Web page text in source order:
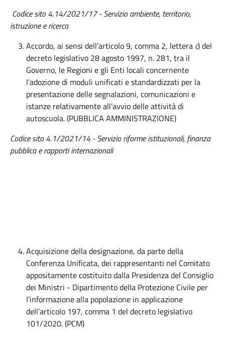
Codice sito 4.14/2021/17 - Servizio ambiente, territorio,
istruzione e ricerca
Accordo, ai sensi dell’articolo 9, comma 2, lettera c) del
decreto legislativo 28 agosto 1997, n. 281, tra il
Governo, le Regioni e gli Enti locali concernente
l’adozione di moduli unificati e standardizzati per la
presentazione delle segnalazioni, comunicazioni e
istanze relativamente all’avvio delle attività di
autoscuola. (PUBBLICA AMMINISTRAZIONE)
Codice sito 4.1/2021/14 - Servizio riforme istituzionali, finanza
pubblica e rapporti internazionali
Acquisizione della designazione, da parte della
Conferenza Unificata, dei rappresentanti nel Comitato
appositamente costituito dalla Presidenza del Consiglio
dei Ministri - Dipartimento della Protezione Civile per
l’informazione alla popolazione in applicazione
dell’articolo 197, comma 1 del decreto legislativo
101/2020. (PCM)